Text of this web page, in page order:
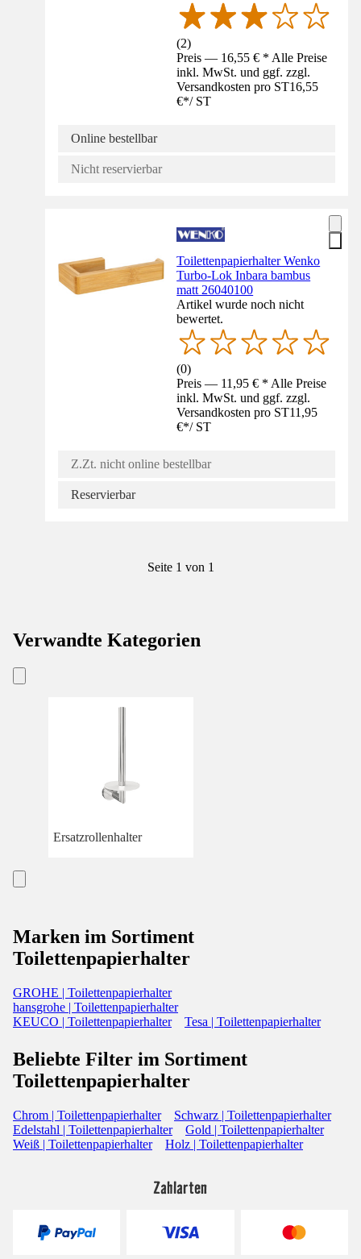
(2)
Preis — 16,55 € * Alle Preise
inkl. MwSt. und ggf. zzgl.
Versandkosten pro ST16,55
€*/ ST
Online bestellbar
Nicht reservierbar
Toilettenpapierhalter Wenko
Turbo-Lok Inbara bambus
matt 26040100
Artikel wurde noch nicht
bewertet.
(0)
Preis — 11,95 € * Alle Preise
inkl. MwSt. und ggf. zzgl.
Versandkosten pro ST11,95
€*/ ST
Z.Zt. nicht online bestellbar
Reservierbar
Seite 1 von 1
Verwandte Kategorien
Ersatzrollenhalter
Marken im Sortiment
Toilettenpapierhalter
GROHE | Toilettenpapierhalter
hansgrohe | Toilettenpapierhalter
KEUCO | Toilettenpapierhalter
Tesa | Toilettenpapierhalter
Beliebte Filter im Sortiment
Toilettenpapierhalter
Chrom | Toilettenpapierhalter
Schwarz | Toilettenpapierhalter
Edelstahl | Toilettenpapierhalter
Gold | Toilettenpapierhalter
Weiß | Toilettenpapierhalter
Holz | Toilettenpapierhalter
Zahlarten